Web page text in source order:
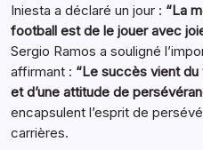
Iniesta a déclaré un jour : “La
football est de le jouer avec
Sergio Ramos a souligné
affirmant : “Le succès vient du
et d’une attitude de
encapsulent l’esprit de
carrières.